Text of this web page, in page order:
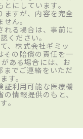
にしています。
ますが、内容を完全
ん。
れる場合は、事前に
ください。
、株式会社ギミッ
その賠償の責任を一
ある場合には、お
までご連絡をいただ
す。
証利用可能な医療機
情報提供のもと、
。